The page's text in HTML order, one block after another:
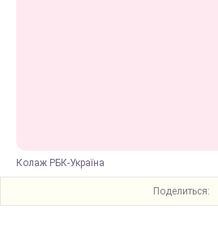
Колаж РБК-Україна
Поделиться: